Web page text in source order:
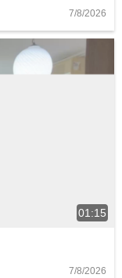
7/8/2026
01:15
7/8/2026